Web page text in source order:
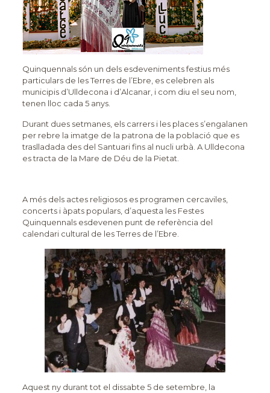
Quinquennals són un dels esdeveniments festius més
particulars de les Terres de l’Ebre, es celebren als
municipis d’Ulldecona i d’Alcanar, i com diu el seu nom,
tenen lloc cada 5 anys.
Durant dues setmanes, els carrers i les places s’engalanen
per rebre la imatge de la patrona de la població que es
traslladada des del Santuari fins al nucli urbà. A Ulldecona
es tracta de la Mare de Déu de la Pietat.
A més dels actes religiosos es programen cercaviles,
concerts i àpats populars, d’aquesta les Festes
Quinquennals esdevenen punt de referència del
calendari cultural de les Terres de l’Ebre.
Aquest ny durant tot el dissabte 5 de setembre, la